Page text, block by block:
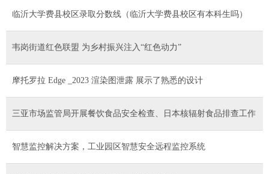
临沂大学费县校区录取分数线（临沂大学费县校区有本科生吗）
韦岗街道红色联盟 为乡村振兴注入“红色动力”
摩托罗拉 Edge _2023 渲染图泄露 展示了熟悉的设计
三亚市场监管局开展餐饮食品安全检查、日本核辐射食品排查工作
智慧监控解决方案，工业园区智慧安全远程监控系统